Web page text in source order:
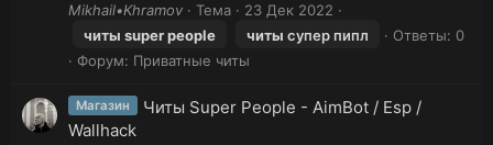
Mikhail•Khramov
Тема
23 Дек 2022
читы superpeople читы супер пипл
Ответы: 0
Форум: Приватные читы
Магазин
Читы Super People - AimBot / Esp /
Wallhack